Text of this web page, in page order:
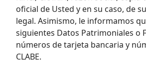
oficial de Usted y en su caso, de
legal. Asimismo, le informamos
siguientes Datos Patrimoniales o
números de tarjeta bancaria y
CLABE.